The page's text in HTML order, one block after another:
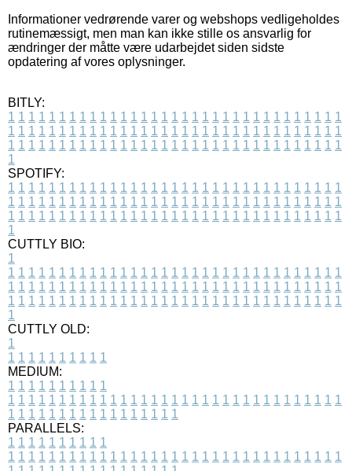
Informationer vedrørende varer og webshops vedligeholdes
rutinemæssigt, men man kan ikke stille os ansvarlig for
ændringer der måtte være udarbejdet siden sidste
opdatering af vores oplysninger.
BITLY:
1 1 1 1 1 1 1 1 1 1 1 1 1 1 1 1 1 1 1 1 1 1 1 1 1 1 1 1 1 1 1 1 1
1 1 1 1 1 1 1 1 1 1 1 1 1 1 1 1 1 1 1 1 1 1 1 1 1 1 1 1 1 1 1 1 1
1 1 1 1 1 1 1 1 1 1 1 1 1 1 1 1 1 1 1 1 1 1 1 1 1 1 1 1 1 1 1 1 1
1
SPOTIFY:
1 1 1 1 1 1 1 1 1 1 1 1 1 1 1 1 1 1 1 1 1 1 1 1 1 1 1 1 1 1 1 1 1
1 1 1 1 1 1 1 1 1 1 1 1 1 1 1 1 1 1 1 1 1 1 1 1 1 1 1 1 1 1 1 1 1
1 1 1 1 1 1 1 1 1 1 1 1 1 1 1 1 1 1 1 1 1 1 1 1 1 1 1 1 1 1 1 1 1
1
CUTTLY BIO:
1
1 1 1 1 1 1 1 1 1 1 1 1 1 1 1 1 1 1 1 1 1 1 1 1 1 1 1 1 1 1 1 1 1
1 1 1 1 1 1 1 1 1 1 1 1 1 1 1 1 1 1 1 1 1 1 1 1 1 1 1 1 1 1 1 1 1
1 1 1 1 1 1 1 1 1 1 1 1 1 1 1 1 1 1 1 1 1 1 1 1 1 1 1 1 1 1 1 1 1
1
CUTTLY OLD:
1
1 1 1 1 1 1 1 1 1 1
MEDIUM:
1 1 1 1 1 1 1 1 1 1
1 1 1 1 1 1 1 1 1 1 1 1 1 1 1 1 1 1 1 1 1 1 1 1 1 1 1 1 1 1 1 1 1
1 1 1 1 1 1 1 1 1 1 1 1 1 1 1 1 1
PARALLELS:
1 1 1 1 1 1 1 1 1 1
1 1 1 1 1 1 1 1 1 1 1 1 1 1 1 1 1 1 1 1 1 1 1 1 1 1 1 1 1 1 1 1 1